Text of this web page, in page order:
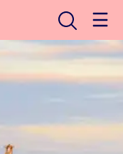
Avaa haku